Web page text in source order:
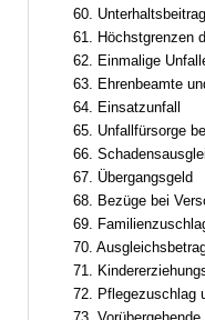
60.
61. Höchstgrenzen
62. Einmalige
63. Ehrenbeamte
64. Einsatzunfall
65. Unfallfürsorge
66.
67. Übergangsgeld
68. Bezüge bei
69.
70.
71.
72. Pflegezuschlag